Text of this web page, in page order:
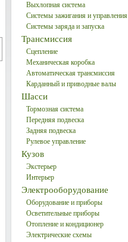
Выхлопная система
Системы зажигания и управления
Системы заряда и запуска
Трансмиссия
Сцепление
Механическая коробка
Автоматическая трансмиссия
Карданный и приводные валы
Шасси
Тормозная система
Передняя подвеска
Задняя подвеска
Рулевое управление
Кузов
Экстерьер
Интерьер
Электрооборудование
Оборудование и приборы
Осветительные приборы
Отопление и кондиционер
Электрические схемы